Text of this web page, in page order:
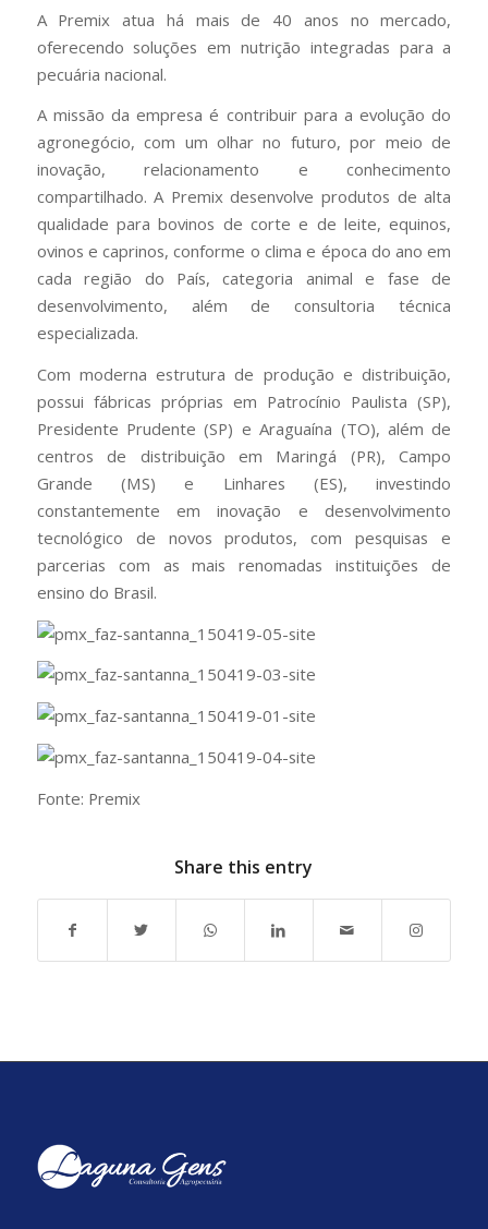
A Premix atua há mais de 40 anos no mercado,
oferecendo soluções em nutrição integradas para a
pecuária nacional.
A missão da empresa é contribuir para a evolução do
agronegócio, com um olhar no futuro, por meio de
inovação, relacionamento e conhecimento
compartilhado. A Premix desenvolve produtos de alta
qualidade para bovinos de corte e de leite, equinos,
ovinos e caprinos, conforme o clima e época do ano em
cada região do País, categoria animal e fase de
desenvolvimento, além de consultoria técnica
especializada.
Com moderna estrutura de produção e distribuição,
possui fábricas próprias em Patrocínio Paulista (SP),
Presidente Prudente (SP) e Araguaína (TO), além de
centros de distribuição em Maringá (PR), Campo
Grande (MS) e Linhares (ES), investindo
constantemente em inovação e desenvolvimento
tecnológico de novos produtos, com pesquisas e
parcerias com as mais renomadas instituições de
ensino do Brasil.
Fonte: Premix
Share this entry